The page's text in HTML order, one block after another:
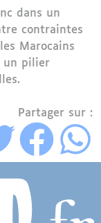
dans un
contraintes
Marocains
un pilier
Partager sur :